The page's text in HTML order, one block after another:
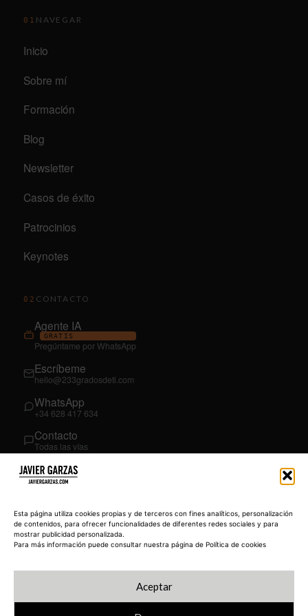
Esta página utiliza cookies propias y de terceros con fines analíticos, personalización
de contenidos, para ofrecer funcionalidades de diferentes redes sociales y para
mostrar publicidad personalizada.
Para más información puede consultar nuestra página de Política de cookies
Aceptar
01 NAVEGAR
Inicio
Sobre mí
Formación
Blog
Newsletter
Casos de éxito
Patrocinios
Keynotes
02 CONTACTO
Agente IA
GRATIS
Pregúntame por WhatsApp
Escríbeme
hello@233gradosdeti.com
WhatsApp
+34 628 417 634
Contacto
Todas las vías
03SÍGUEME
YouTube
@JavierGarzas
LinkedIn